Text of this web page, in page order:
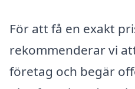
För att få en exakt
rekommenderar vi
företag och begär